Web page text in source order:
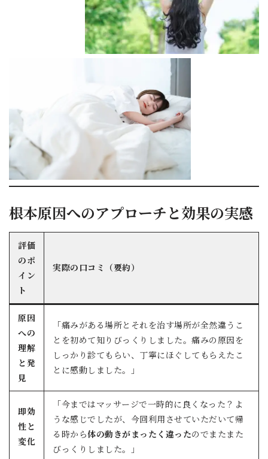
根本原因へのアプローチと効果の実感
評価
のポ
イン
ト
実際の口コミ（要約）
原因
への
理解
と発
見
「痛みがある場所とそれを治す場所が全然違うこ
とを初めて知りびっくりしました。痛みの原因を
しっかり診てもらい、丁寧にほぐしてもらえたこ
とに感動しました。」
即効
性と
変化
「今まではマッサージで一時的に良くなった？よ
うな感じでしたが、今回利用させていただいて帰
る時から体の動きがまったく違ったのでまたまた
びっくりしました。」